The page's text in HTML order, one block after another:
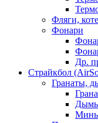
Фляги,
Фонари
Др.
Страйкбол
Гранаты,